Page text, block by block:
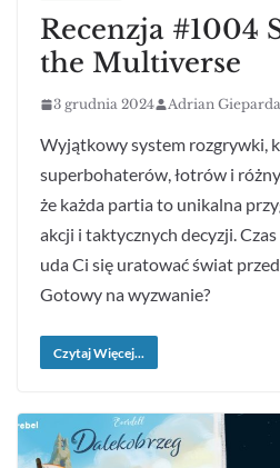
Recenzja #1004
the Multiverse
3 grudnia 2024 Adrian Gieparda
Wyjątkowy system rozgrywki,
superbohaterów, łotrów i
że każda partia to unikalna
akcji i taktycznych decyzji.
uda Ci się uratować świat
Gotowy na wyzwanie?
Czytaj Więcej...